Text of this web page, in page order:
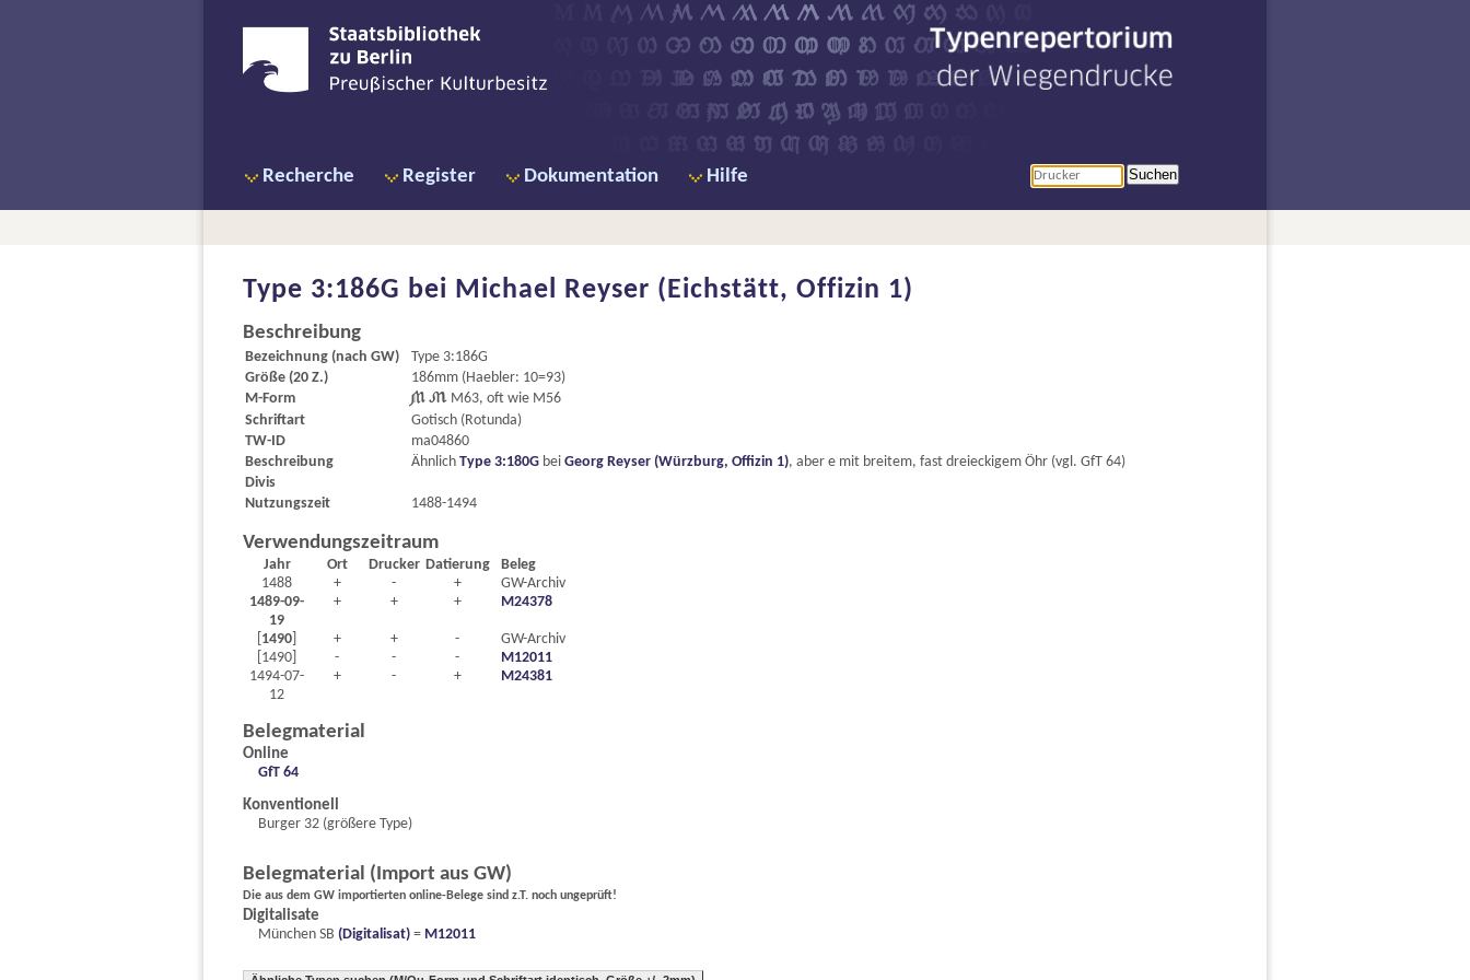
Typenrepertorium
der Wiegendrucke
Recherche Register Dokumentation Hilfe Suchen
Type 3:186G bei Michael Reyser (Eichstätt, Offizin 1)
Beschreibung
Bezeichnung (nach GW)
Type 3:186G
Größe (20 Z.)
186mm (Haebler: 10=93)
M-Form
  M63, oft wie M56
Schriftart
Gotisch (Rotunda)
TW-ID
ma04860
Beschreibung
Ähnlich Type 3:180G bei Georg Reyser (Würzburg, Offizin 1), aber e mit breitem, fast dreieckigem Öhr (vgl. GfT 64)
Divis
Nutzungszeit
1488-1494
Verwendungszeitraum
Jahr Ort Drucker Datierung
Beleg
1488
+ - +
GW-Archiv
1489-09-
19
+ + + M24378
1490 + + -
GW-Archiv
[1490]
- - -
M12011
1494-07-
12
+ - + M24381
Belegmaterial
Online
GfT 64
Konventionell
Burger 32 (größere Type)
Belegmaterial (Import aus GW)
Die aus dem GW importierten online-Belege sind z.T. noch ungeprüft!
Digitalisate
München SB (Digitalisat) = M12011